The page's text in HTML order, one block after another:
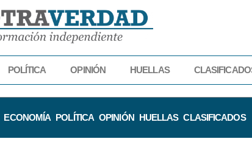
POLÍTICA OPINIÓN HUELLAS
ECONOMÍA POLÍTICA OPINIÓN HUELLAS CLASIFICADOS